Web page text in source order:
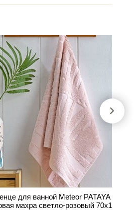
для ванной Meteor PATAYA
махра светло-розовый 70х140